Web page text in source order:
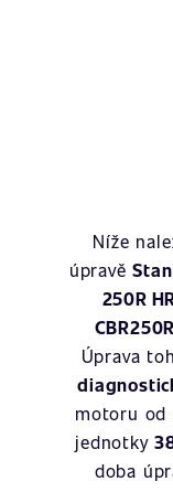
Níže
úpravě
250R
Úprava
motoru od
jednotky
doba